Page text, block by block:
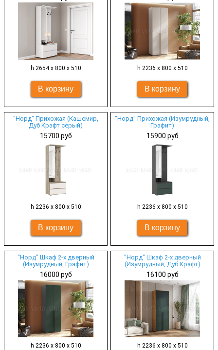
h 2654 х 800 х 510 h 2236 х 800 х 510
"Норд" Прихожая (Кашемир,
Дуб Крафт серый)
15700 руб
h 2236 х 800 х 510
"Норд" Прихожая (Изумрудный,
Графит)
15900 руб
h 2236 х 800 х 510
"Норд" Шкаф 2-х дверный
(Изумрудный, Графит)
16000 руб
h 2236 х 800 х 510
"Норд" Шкаф 2-х дверный
(Изумрудный, Дуб Крафт)
16100 руб
h 2236 х 800 х 510